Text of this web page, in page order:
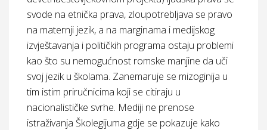
svode na etnička prava, zloupotrebljava se pravo
na maternji jezik, a na marginama i medijskog
izvještavanja i političkih programa ostaju problemi
kao što su nemogućnost romske manjine da uči
svoj jezik u školama. Zanemaruje se mizoginija u
tim istim priručnicima koji se citiraju u
nacionalističke svrhe. Mediji ne prenose
istraživanja Školegijuma gdje se pokazuje kako